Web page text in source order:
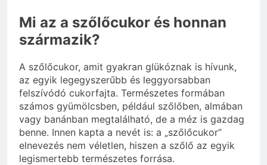
Mi az a szőlőcukor és honnan
származik?
A szőlőcukor, amit gyakran glükóznak is hívunk,
az egyik legegyszerűbb és leggyorsabban
felszívódó cukorfajta. Természetes formában
számos gyümölcsben, például szőlőben, almában
vagy banánban megtalálható, de a méz is gazdag
benne. Innen kapta a nevét is: a „szőlőcukor”
elnevezés nem véletlen, hiszen a szőlő az egyik
legismertebb természetes forrása.